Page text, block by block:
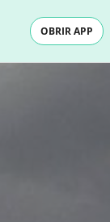
OBRIR APP